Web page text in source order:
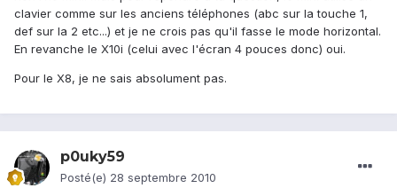
clavier comme sur les anciens téléphones (abc sur la touche 1,
def sur la 2 etc...) et je ne crois pas qu'il fasse le mode horizontal.
En revanche le X10i (celui avec l'écran 4 pouces donc) oui.
Pour le X8, je ne sais absolument pas.
p0uky59
Posté(e) 28 septembre 2010